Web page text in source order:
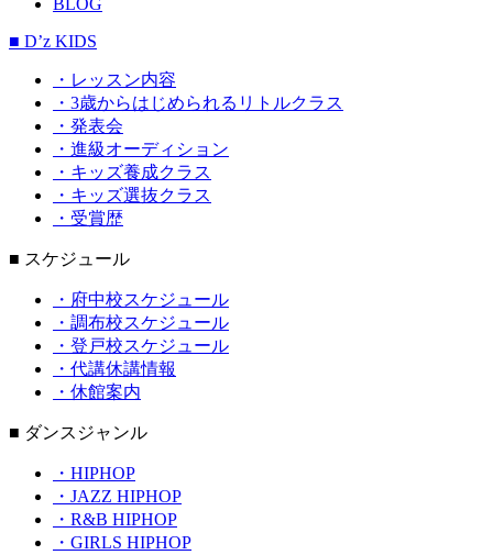
■ D’z KIDS
・レッスン内容
・3歳からはじめられるリトルクラス
・発表会
・進級オーディション
・キッズ養成クラス
・キッズ選抜クラス
・受賞歴
■ スケジュール
・府中校スケジュール
・調布校スケジュール
・登戸校スケジュール
・代講休講情報
・休館案内
■ ダンスジャンル
・HIPHOP
・JAZZ HIPHOP
・R&B HIPHOP
・GIRLS HIPHOP